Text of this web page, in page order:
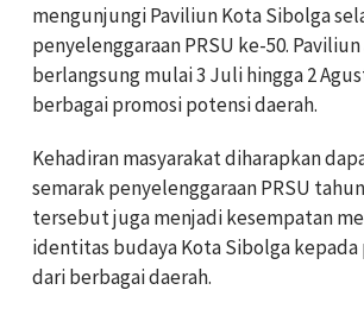
mengunjungi Paviliun Kota Sibolga
penyelenggaraan PRSU ke-50.
berlangsung mulai 3 Juli hingga 2
berbagai promosi potensi daerah.
Kehadiran masyarakat diharapkan
semarak penyelenggaraan PRSU
tersebut juga menjadi kesempatan
identitas budaya Kota Sibolga
dari berbagai daerah.